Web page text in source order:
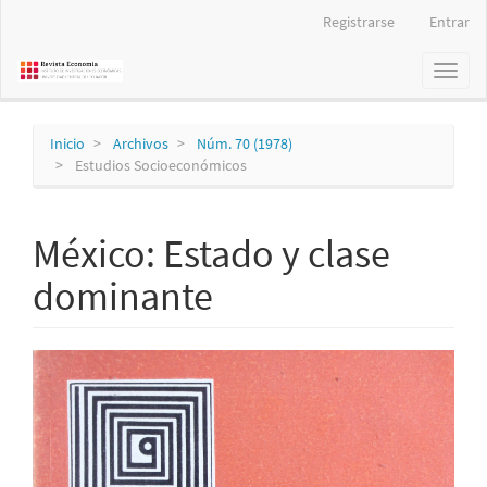
principal
Registrarse Entrar
Toggle
Inicio Archivos
Núm. 70 (1978)
Estudios Socioeconómicos
México: Estado y clase
dominante
Barra
lateral
del
artículo